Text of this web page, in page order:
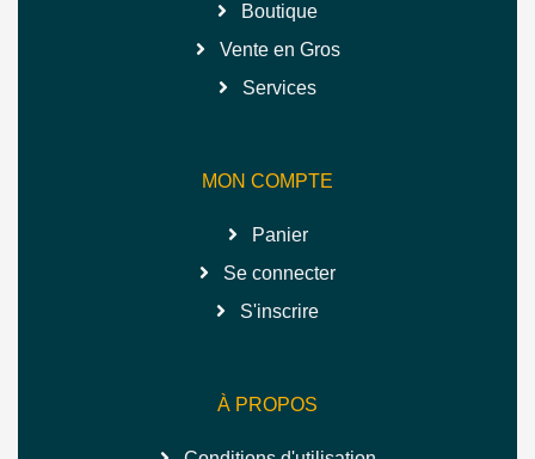
Boutique
Vente en Gros
Services
MON COMPTE
Panier
Se connecter
S'inscrire
À PROPOS